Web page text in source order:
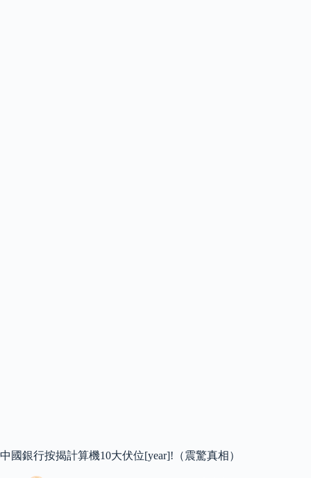
中國銀行按揭計算機10大伏位[year]!（震驚真相）